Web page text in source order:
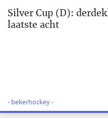
Silver Cup (D):
laatste acht
- bekerhockey -